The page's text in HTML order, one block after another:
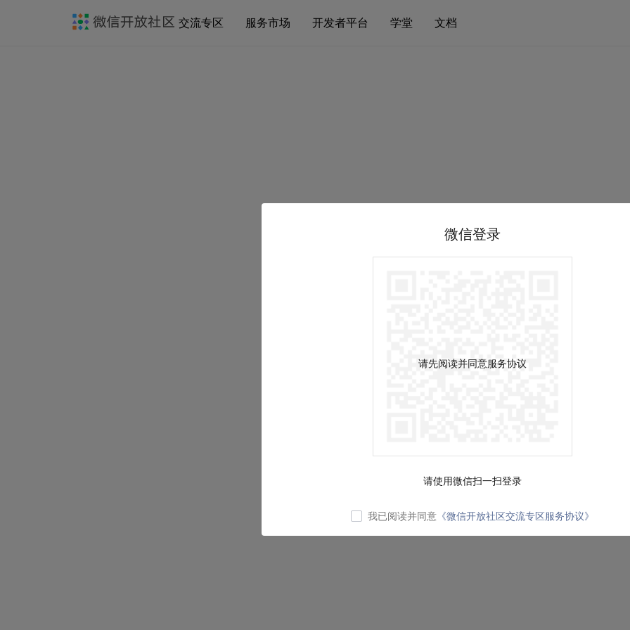
交流专区 服务市场 开发者平台 学堂 文档
微信登录
请先阅读并同意服务协议
请使用微信扫一扫登录
我已阅读并同意 《微信开放社区交流专区服务协议》